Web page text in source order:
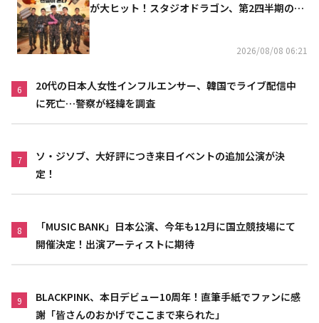
が大ヒット！スタジオドラゴン、第2四半期の売
2026/08/08 06:21
6
20代の日本人女性インフルエンサー、韓国でライブ配信中
に死亡…警察が経緯を調査
7
ソ・ジソブ、大好評につき来日イベントの追加公演が決
定！
8
「MUSIC BANK」日本公演、今年も12月に国立競技場にて
開催決定！出演アーティストに期待
9
BLACKPINK、本日デビュー10周年！直筆手紙でファンに感
謝「皆さんのおかげでここまで来られた」